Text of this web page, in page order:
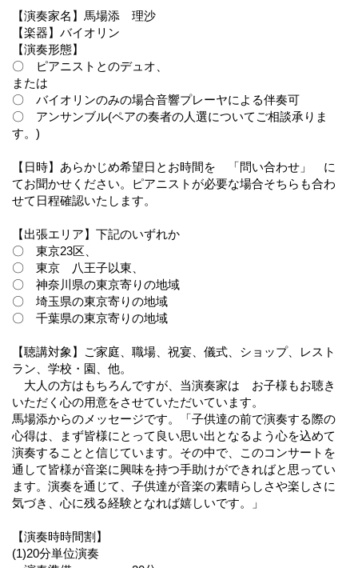
【演奏家名】馬場添 理沙
【楽器】バイオリン
【演奏形態】
〇 ピアニストとのデュオ、
または
〇 バイオリンのみの場合音響プレーヤによる伴奏可
〇 アンサンブル(ペアの奏者の人選についてご相談承りま
す。)
【日時】あらかじめ希望日とお時間を 「問い合わせ」 に
てお聞かせください。ピアニストが必要な場合そちらも合わ
せて日程確認いたします。
【出張エリア】下記のいずれか
〇 東京23区、
〇 東京 八王子以東、
〇 神奈川県の東京寄りの地域
〇 埼玉県の東京寄りの地域
〇 千葉県の東京寄りの地域
【聴講対象】ご家庭、職場、祝宴、儀式、ショップ、レスト
ラン、学校・園、他。
大人の方はもちろんですが、当演奏家は お子様もお聴き
いただく心の用意をさせていただいています。
馬場添からのメッセージです。「子供達の前で演奏する際の
心得は、まず皆様にとって良い思い出となるよう心を込めて
演奏することと信じています。その中で、このコンサートを
通して皆様が音楽に興味を持つ手助けができればと思ってい
ます。演奏を通じて、子供達が音楽の素晴らしさや楽しさに
気づき、心に残る経験となれば嬉しいです。」
【演奏時時間割】
(1)20分単位演奏